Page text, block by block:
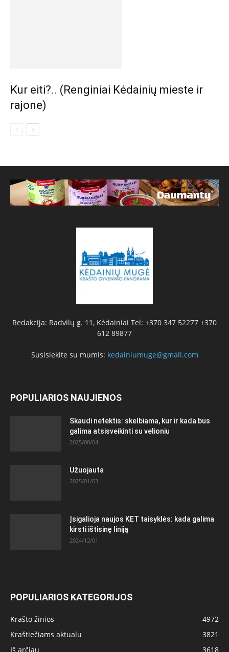
Kur eiti?.. (Renginiai Kėdainių mieste ir
rajone)
Redakcija: Radvilų g. 11, Kėdainiai Tel: +370 347 52277 +370
612 89877
Susisiekite su mumis: kedainiumuge@gmail.com
POPULIARIOS NAUJIENOS
Skaudi netektis: skelbiama, kur ir kada bus
galima atsisveikinti su velioniu
2025/08/04
Užuojauta
2025/01/03
Įsigalioja naujos KET taisyklės: kada galima
kirsti ištisinę liniją
2024/12/01
POPULIARIOS KATEGORIJOS
Krašto žinios
4972
Kraštiečiams aktualu
3821
Iš arčiau
3618